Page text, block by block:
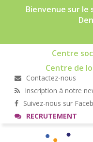
Bienvenue sur le
Centre
Centre de
Contactez-nous
Inscription à notre
Suivez-nous sur
RECRUTEMENT